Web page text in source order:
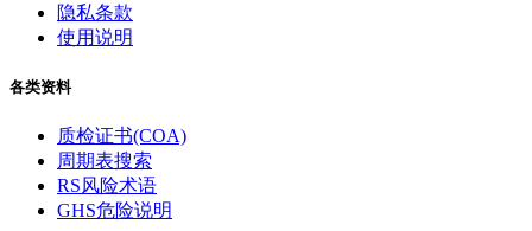
隐私条款
使用说明
各类资料
质检证书(COA)
周期表搜索
RS风险术语
GHS危险说明